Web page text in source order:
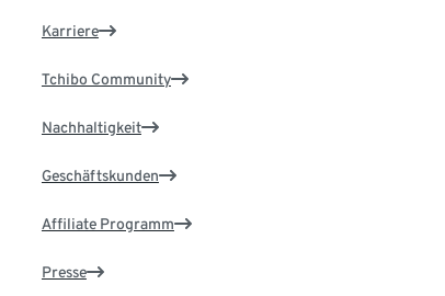
Karriere
Tchibo Community
Nachhaltigkeit
Geschäftskunden
Affiliate Programm
Presse